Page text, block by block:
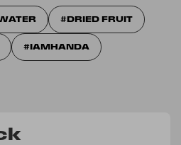
DRIED FRUIT
IAMHANDA